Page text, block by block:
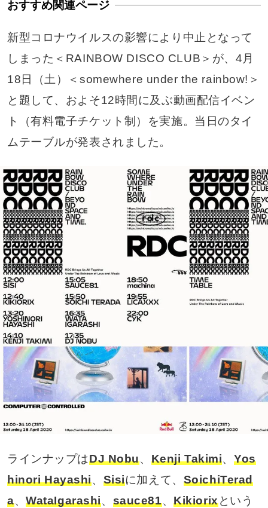
新型コロナウイルスの影響により中止となって
しまった＜RAINBOW DISCO CLUB＞が、4月
18日（土）＜somewhere under the rainbow!＞
と題して、およそ12時間に及ぶ動画配信イベン
ト（有料電子チケット制）を実施。当日のタイ
ムテーブルが発表されました。
ラインナップはDJ Nobu、 Kenji Takimi、Yos
hinori Hayashi、 Sisiに加えて、 SoichiTerad
a、WataIgarashi、 sauce81、Kikiorixという